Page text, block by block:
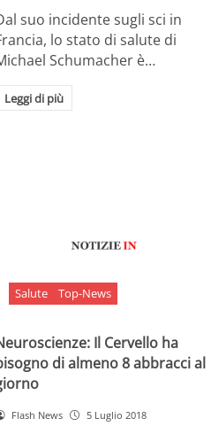
suo incidente sugli sci in
lo stato di salute di
Schumacher è…
Leggi di più
Salute Top-News
Il Cervello ha
di almeno 8 abbracci al
Flash News 5 Luglio 2018